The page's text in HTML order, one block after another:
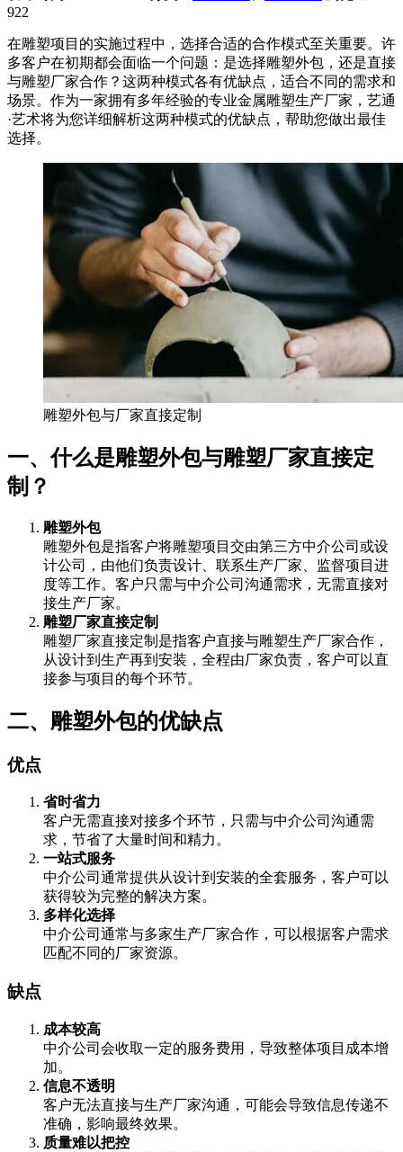
922
在雕塑项目的实施过程中，选择合适的合作模式至关重要。许
多客户在初期都会面临一个问题：是选择雕塑外包，还是直接
与雕塑厂家合作？这两种模式各有优缺点，适合不同的需求和
场景。作为一家拥有多年经验的专业金属雕塑生产厂家，艺通
·艺术将为您详细解析这两种模式的优缺点，帮助您做出最佳
选择。
雕塑外包与厂家直接定制
一、什么是雕塑外包与雕塑厂家直接定
制？
雕塑外包
雕塑外包是指客户将雕塑项目交由第三方中介公司或设
计公司，由他们负责设计、联系生产厂家、监督项目进
度等工作。客户只需与中介公司沟通需求，无需直接对
接生产厂家。
雕塑厂家直接定制
雕塑厂家直接定制是指客户直接与雕塑生产厂家合作，
从设计到生产再到安装，全程由厂家负责，客户可以直
接参与项目的每个环节。
二、雕塑外包的优缺点
优点
省时省力
客户无需直接对接多个环节，只需与中介公司沟通需
求，节省了大量时间和精力。
一站式服务
中介公司通常提供从设计到安装的全套服务，客户可以
获得较为完整的解决方案。
多样化选择
中介公司通常与多家生产厂家合作，可以根据客户需求
匹配不同的厂家资源。
缺点
成本较高
中介公司会收取一定的服务费用，导致整体项目成本增
加。
信息不透明
客户无法直接与生产厂家沟通，可能会导致信息传递不
准确，影响最终效果。
质量难以把控